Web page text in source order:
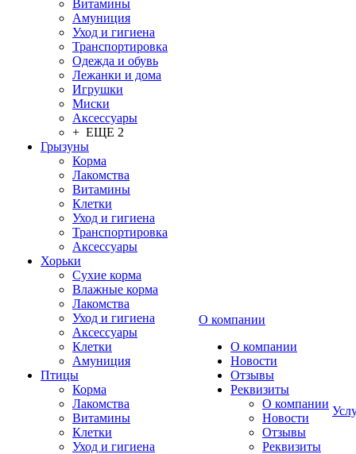
Витамины
Амуниция
Уход и гигиена
Транспортировка
Одежда и обувь
Лежанки и дома
Игрушки
Миски
Аксессуары
+ ЕЩЕ 2
Грызуны
Корма
Лакомства
Витамины
Клетки
Уход и гигиена
Транспортировка
Аксессуары
Хорьки
Сухие корма
Влажные корма
Лакомства
Уход и гигиена
Аксессуары
Клетки
Амуниция
Птицы
Корма
Лакомства
Витамины
Клетки
Уход и гигиена
О компании
О компании
Новости
Отзывы
Реквизиты
О компании
Новости
Отзывы
Реквизиты